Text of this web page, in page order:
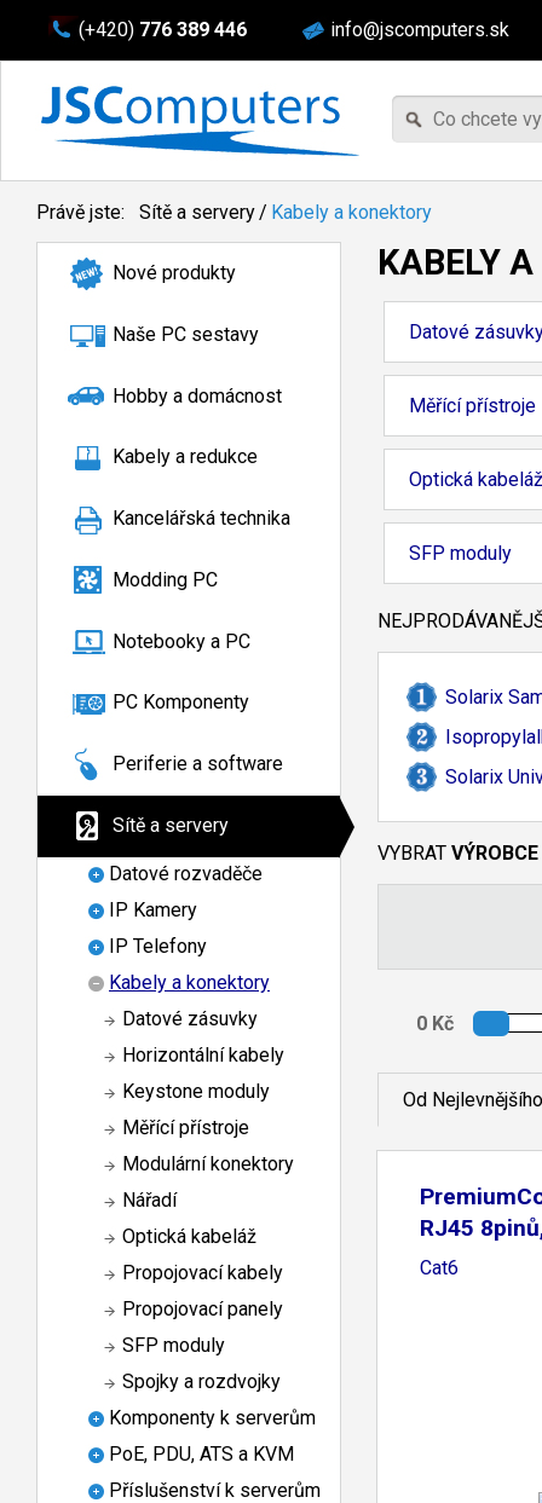
(+420) 776 389 446 info@jscomputers.sk
Právě jste: Sítě a servery/ Kabely a konektory
Nové produkty
Naše PC sestavy
Hobby a domácnost
Kabely a redukce
Kancelářská technika
Modding PC
Notebooky a PC
PC Komponenty
Periferie a software
Sítě a servery
Datové rozvaděče
IP Kamery
IP Telefony
Kabely a konektory
Datové zásuvky
Horizontální kabely
Keystone moduly
Měřící přístroje
Modulární konektory
Nářadí
Optická kabeláž
Propojovací kabely
Propojovací panely
SFP moduly
Spojky a rozdvojky
Komponenty k serverům
PoE, PDU, ATS a KVM
Příslušenství k serverům
KABELY
Datové
Měřící přístroje
Optická kabeláž
SFP moduly
Solarix
Solarix
VYBRAT VÝROBCE
Od Nejlevnějšího
RJ45
Cat6